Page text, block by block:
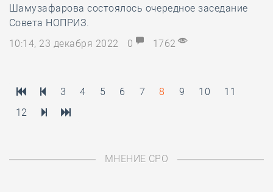
Шамузафарова состоялось очередное заседание
Совета НОПРИЗ.
10:14, 23 декабря 2022
0 1762
3 4 5 6 7 8 9 10
11
12
МНЕНИЕ СРО